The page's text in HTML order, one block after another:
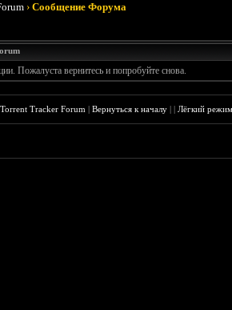
›Сообщение Форума
Пожалуста вернитесь и попробуйте снова.
Tracker Forum |Вернуться к началу ||Лёгкий